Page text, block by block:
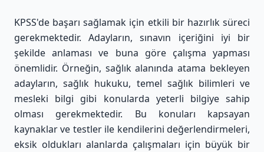
KPSS'de başarı sağlamak için etkili bir hazırlık süreci
gerekmektedir. Adayların, sınavın içeriğini iyi bir
şekilde anlaması ve buna göre çalışma yapması
önemlidir. Örneğin, sağlık alanında atama bekleyen
adayların, sağlık hukuku, temel sağlık bilimleri ve
mesleki bilgi gibi konularda yeterli bilgiye sahip
olması gerekmektedir. Bu konuları kapsayan
kaynaklar ve testler ile kendilerini değerlendirmeleri,
eksik oldukları alanlarda çalışmaları için büyük bir